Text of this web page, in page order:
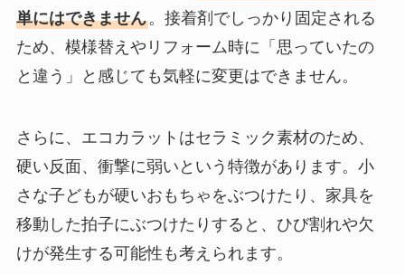
単にはできません。接着剤でしっかり固定される
ため、模様替えやリフォーム時に「思っていたの
と違う」と感じても気軽に変更はできません。
さらに、エコカラットはセラミック素材のため、
硬い反面、衝撃に弱いという特徴があります。小
さな子どもが硬いおもちゃをぶつけたり、家具を
移動した拍子にぶつけたりすると、ひび割れや欠
けが発生する可能性も考えられます。